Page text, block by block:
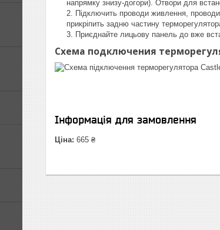
напрямку знизу-догори). Отвори для
Підключить проводи живлення, проводи
прикріпить задню частину
Приєднайте лицьову панель до вже
Схема подключения
Інформація для замовлення
Ціна: 665 ₴